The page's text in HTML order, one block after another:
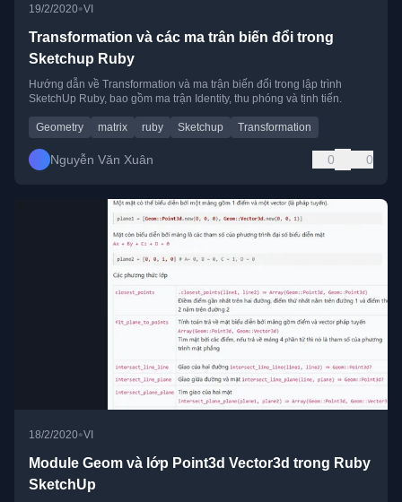
19/2/2020•VI
Transformation và các ma trân biến đổi trong
Sketchup Ruby
Hướng dẫn về Transformation và ma trận biến đổi trong lập trình
SketchUp Ruby, bao gồm ma trận Identity, thu phóng và tịnh tiến.
Geometry matrix ruby Sketchup Transformation
Nguyễn Văn Xuân 0 0
18/2/2020•VI
Module Geom và lớp Point3d Vector3d trong Ruby
SketchUp